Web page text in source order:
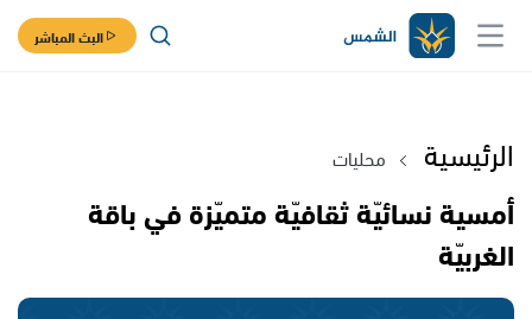
البث المباشر
الرئيسية محليات
أمسية نسائيّة ثقافيّة متميّزة في باقة
الغربيّة